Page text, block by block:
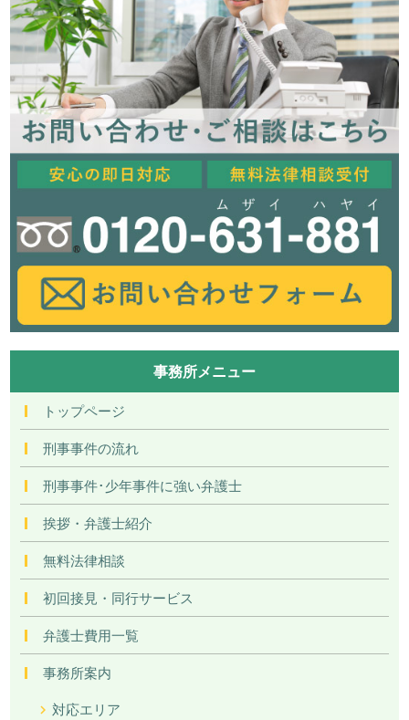
事務所メニュー
トップページ
刑事事件の流れ
刑事事件･少年事件に強い弁護士
挨拶・弁護士紹介
無料法律相談
初回接見・同行サービス
弁護士費用一覧
事務所案内
対応エリア